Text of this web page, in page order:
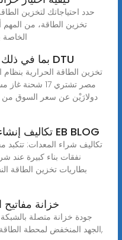
تخزين الطاقة، من
خزانة تخزين الطاقة DC بما في ذلك سعر DTU
تخزين الطاقة الحرارية بنظام
دولارَيْن عن سعر السوق من
تكاليف إنشاء محطة تخزين الطاقة | مدونة EB BLOG
نفقات بناء كبيرة
خزانة
جودة خزانة متصلة
الجهد المنخفض لمحطة